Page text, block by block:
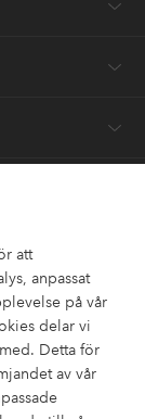
att
anpassat
på vår
delar vi
Detta för
av vår
?